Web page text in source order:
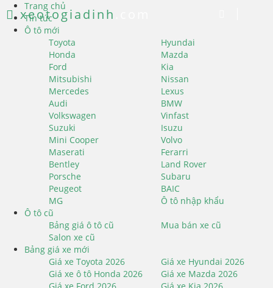
Trang chủ
Tin tức
Ô tô mới
Toyota
Hyundai
Honda
Mazda
Ford
Kia
Mitsubishi
Nissan
Mercedes
Lexus
Audi
BMW
Volkswagen
Vinfast
Suzuki
Isuzu
Mini Cooper
Volvo
Maserati
Ferarri
Bentley
Land Rover
Porsche
Subaru
Peugeot
BAIC
MG
Ô tô nhập khẩu
Ô tô cũ
Bảng giá ô tô cũ
Mua bán xe cũ
Salon xe cũ
Bảng giá xe mới
Giá xe Toyota 2026
Giá xe Hyundai 2026
Giá xe ô tô Honda 2026
Giá xe Mazda 2026
xeotogiadinh